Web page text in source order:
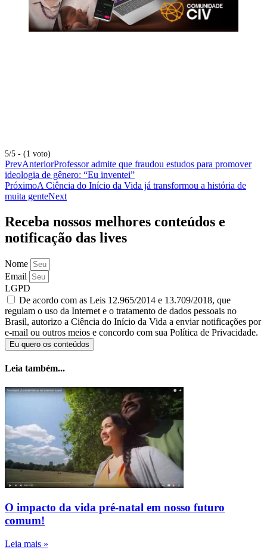
5/5 - (1 voto)
PrevAnteriorProfessor admite que fraudou estudos para promover
ideologia de gênero: “Eu inventei”
PróximoA Ciência do Início da Vida já transformou a história de
muita genteNext
Receba nossos melhores conteúdos e
notificação das lives
Nome
Email
LGPD
De acordo com as Leis 12.965/2014 e 13.709/2018, que
regulam o uso da Internet e o tratamento de dados pessoais no
Brasil, autorizo a Ciência do Início da Vida a enviar notificações por
e-mail ou outros meios e concordo com sua Política de Privacidade.
Eu quero os conteúdos
Leia também...
O impacto da vida pré-natal em nosso futuro
comum!
Leia mais »